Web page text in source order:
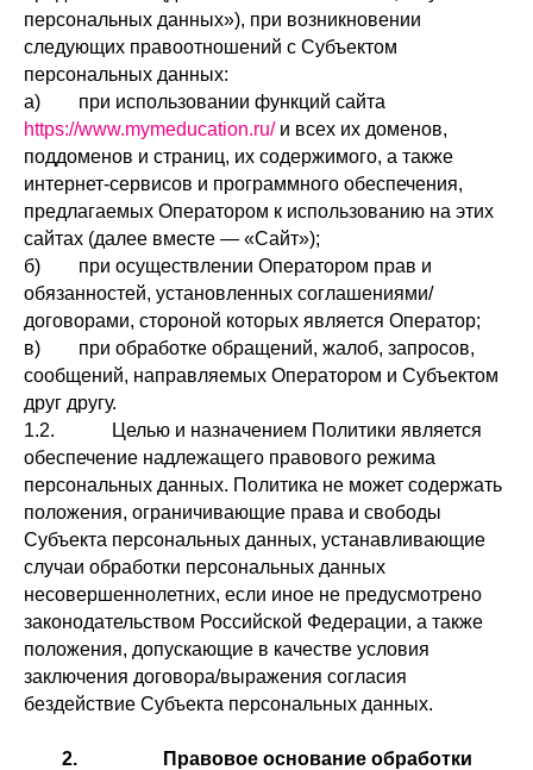
персональных данных»), при возникновении
следующих правоотношений с Субъектом
персональных данных:
а) при использовании функций сайта
https://www.mymeducation.ru/и всех их доменов,
поддоменов и страниц, их содержимого, а также
интернет-сервисов и программного обеспечения,
предлагаемых Оператором к использованию на этих
сайтах (далее вместе — «Сайт»);
б) при осуществлении Оператором прав и
обязанностей, установленных соглашениями/
договорами, стороной которых является Оператор;
в) при обработке обращений, жалоб, запросов,
сообщений, направляемых Оператором и Субъектом
друг другу.
1.2. Целью и назначением Политики является
обеспечение надлежащего правового режима
персональных данных. Политика не может содержать
положения, ограничивающие права и свободы
Субъекта персональных данных, устанавливающие
случаи обработки персональных данных
несовершеннолетних, если иное не предусмотрено
законодательством Российской Федерации, а также
положения, допускающие в качестве условия
заключения договора/выражения согласия
бездействие Субъекта персональных данных.
2. Правовое основание обработки